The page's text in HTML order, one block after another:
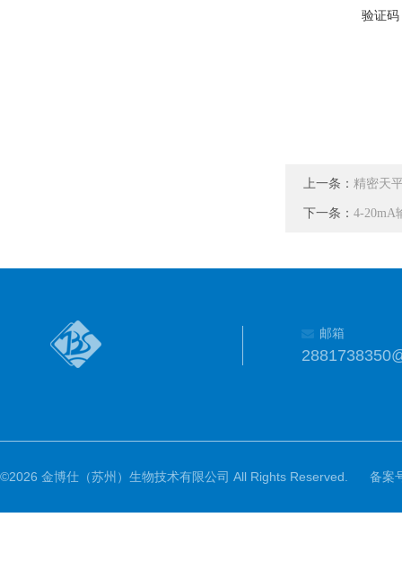
验证码
上一条： 精密天
下一条： 4-20mA
邮箱
©2026 金博仕（苏州）生物技术有限公司 All Rights Reserved. 备案